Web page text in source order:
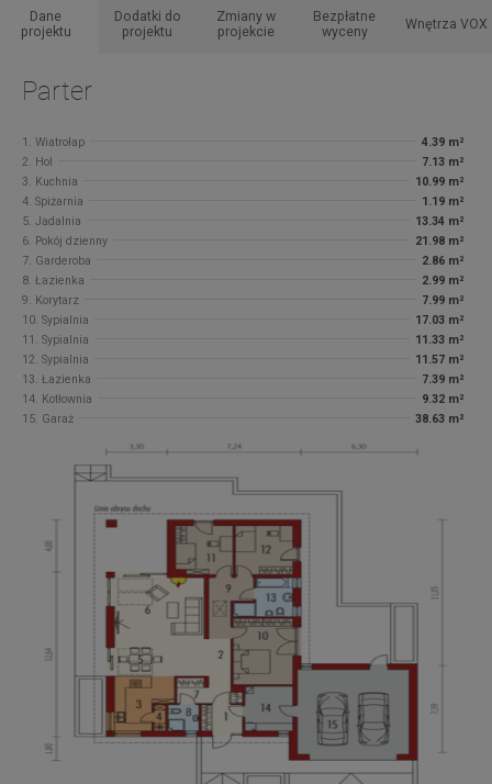
Dane
projektu
Dodatki do
projektu
Zmiany w
projekcie
Bezpłatne
wyceny
Wnętrza VOX
Parter
1. Wiatrołap
4.39 m²
2. Hol
7.13 m²
3. Kuchnia
10.99 m²
4. Spiżarnia
1.19 m²
5. Jadalnia
13.34 m²
6. Pokój dzienny
21.98 m²
7. Garderoba
2.86 m²
8. Łazienka
2.99 m²
9. Korytarz
7.99 m²
10. Sypialnia
17.03 m²
11. Sypialnia
11.33 m²
12. Sypialnia
11.57 m²
13. Łazienka
7.39 m²
14. Kotłownia
9.32 m²
15. Garaż
38.63 m²